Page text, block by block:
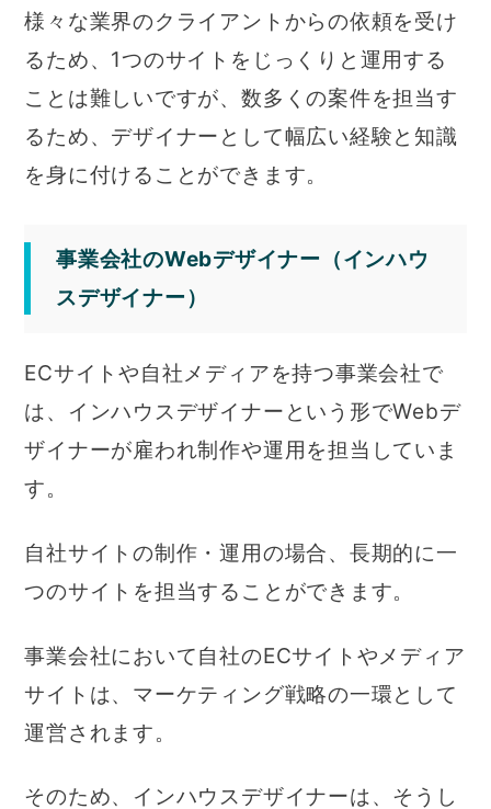
様々な業界のクライアントからの依頼を受け
るため、1つのサイトをじっくりと運用する
ことは難しいですが、数多くの案件を担当す
るため、デザイナーとして幅広い経験と知識
を身に付けることができます。
事業会社のWebデザイナー（インハウ
スデザイナー）
ECサイトや自社メディアを持つ事業会社で
は、インハウスデザイナーという形でWebデ
ザイナーが雇われ制作や運用を担当していま
す。
自社サイトの制作・運用の場合、長期的に一
つのサイトを担当することができます。
事業会社において自社のECサイトやメディア
サイトは、マーケティング戦略の一環として
運営されます。
そのため、インハウスデザイナーは、そうし